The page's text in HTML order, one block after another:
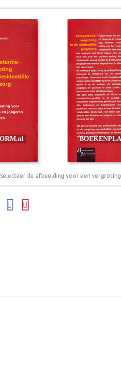
Selecteer de afbeelding voor een vergroting